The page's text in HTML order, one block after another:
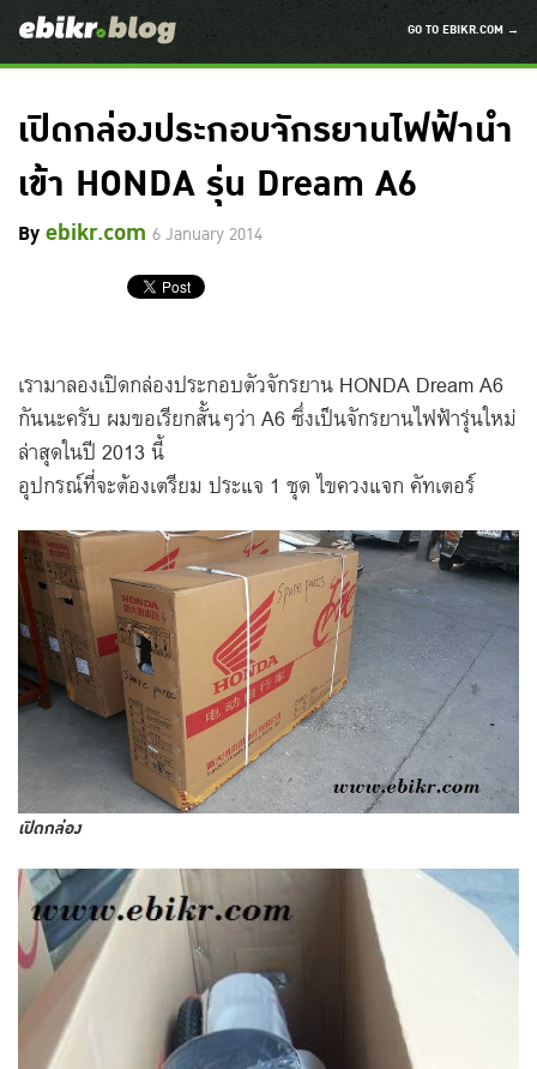
GO TO EBIKR.COM →
เปิดกล่องประกอบจักรยานไฟฟ้านำ
เข้า HONDA รุ่น Dream A6
Byebikr.com 6 January 2014
เรามาลองเปิดกล่องประกอบตัวจักรยาน HONDA Dream A6
กันนะครับ ผมขอเรียกสั้นๆว่า A6 ซึ่งเป็นจักรยานไฟฟ้ารุ่นใหม่
ล่าสุดในปี 2013 นี้
อุปกรณ์ที่จะต้องเตรียม ประแจ 1 ชุด ไขควงแจก คัทเตอร์
เปิดกล่อง